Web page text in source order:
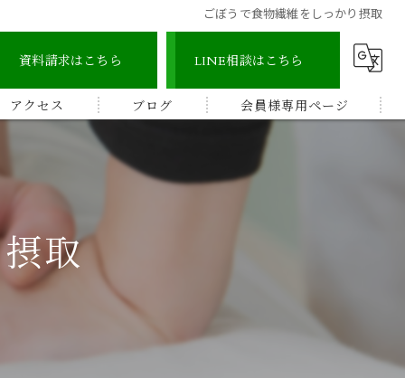
ごぼうで食物繊維をしっかり摂取
資料請求はこちら LINE相談はこちら
アクセス
城市三角地区
城市松橋地区
本南地区
ブログ
コラム
会員様専用ページ
認定整体師コース
取